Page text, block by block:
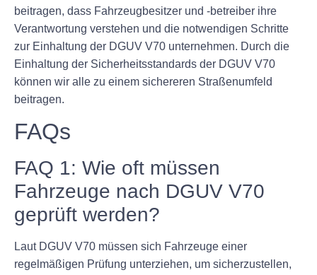
beitragen, dass Fahrzeugbesitzer und -betreiber ihre
Verantwortung verstehen und die notwendigen Schritte
zur Einhaltung der DGUV V70 unternehmen. Durch die
Einhaltung der Sicherheitsstandards der DGUV V70
können wir alle zu einem sichereren Straßenumfeld
beitragen.
FAQs
FAQ 1: Wie oft müssen
Fahrzeuge nach DGUV V70
geprüft werden?
Laut DGUV V70 müssen sich Fahrzeuge einer
regelmäßigen Prüfung unterziehen, um sicherzustellen,